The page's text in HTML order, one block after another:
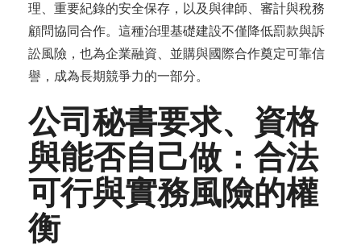
理、重要紀錄的安全保存，以及與律師、審計與稅務
顧問協同合作。這種治理基礎建設不僅降低罰款與訴
訟風險，也為企業融資、並購與國際合作奠定可靠信
譽，成為長期競爭力的一部分。
公司秘書要求、資格
與能否自己做：合法
可行與實務風險的權
衡